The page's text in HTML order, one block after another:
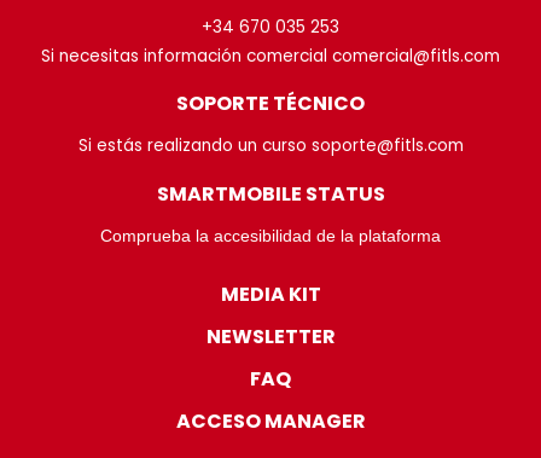
+34 670 035 253
Si necesitas información comercial comercial@fitls.com
SOPORTE TÉCNICO
Si estás realizando un curso soporte@fitls.com
SMARTMOBILE STATUS
Comprueba la accesibilidad de la plataforma
MEDIA KIT
NEWSLETTER
FAQ
ACCESO MANAGER